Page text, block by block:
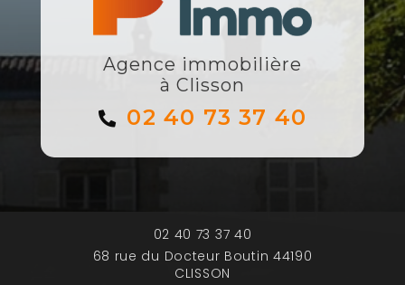
Agence immobilière
à Clisson
02 40 73 37 40
02 40 73 37 40
68 rue du Docteur Boutin 44190
CLISSON